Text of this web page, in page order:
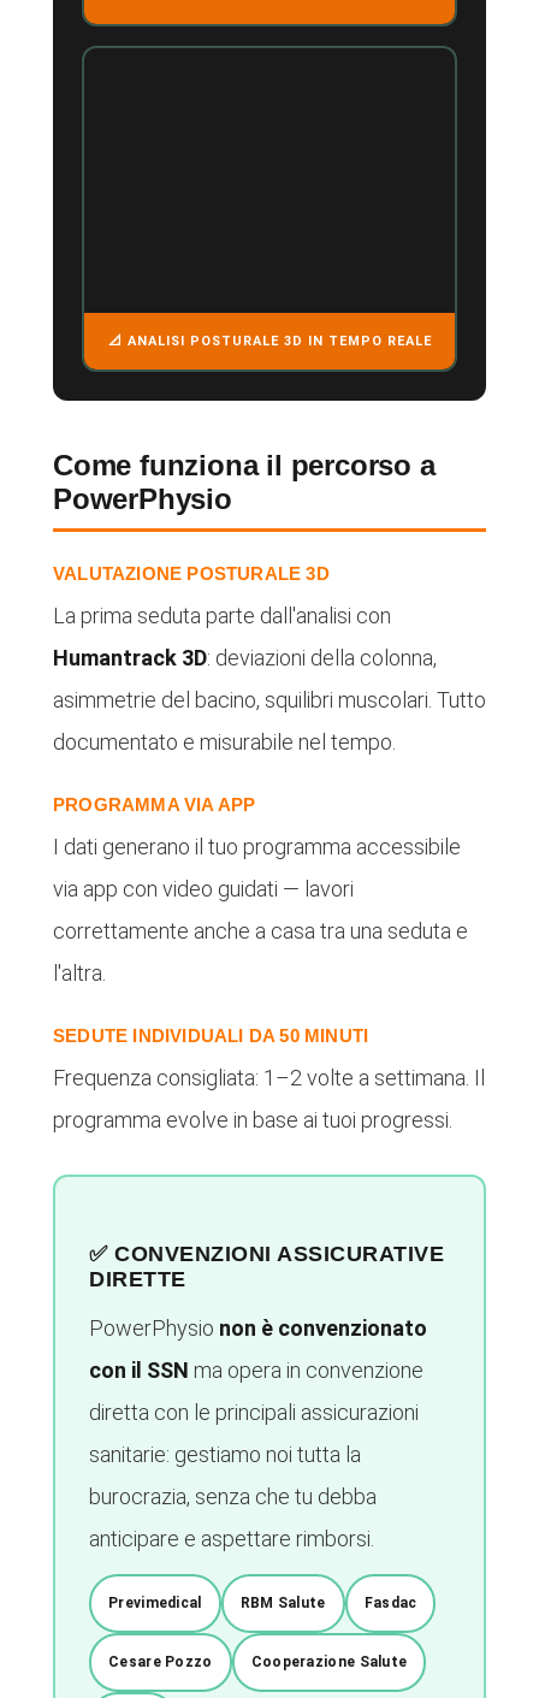
📐 ANALISI POSTURALE 3D IN TEMPO REALE
Come funziona il percorso a
PowerPhysio
VALUTAZIONE POSTURALE 3D
La prima seduta parte dall'analisi con
Humantrack 3D: deviazioni della colonna,
asimmetrie del bacino, squilibri muscolari. Tutto
documentato e misurabile nel tempo.
PROGRAMMA VIA APP
I dati generano il tuo programma accessibile
via app con video guidati — lavori
correttamente anche a casa tra una seduta e
l'altra.
SEDUTE INDIVIDUALI DA 50 MINUTI
Frequenza consigliata: 1–2 volte a settimana. Il
programma evolve in base ai tuoi progressi.
✅ CONVENZIONI ASSICURATIVE
DIRETTE
PowerPhysio non è convenzionato
con il SSN ma opera in convenzione
diretta con le principali assicurazioni
sanitarie: gestiamo noi tutta la
burocrazia, senza che tu debba
anticipare e aspettare rimborsi.
Previmedical RBM Salute Fasdac
Cesare Pozzo Cooperazione Salute